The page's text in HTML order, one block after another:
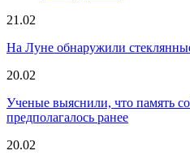
21.02
На Луне обнаружили
20.02
Ученые выяснили, что память
предполагалось ранее
20.02